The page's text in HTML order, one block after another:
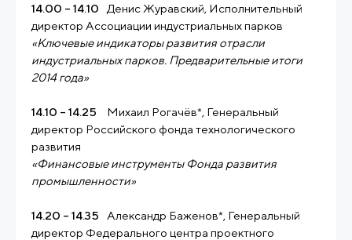
14.00 – 14.10
Денис Журавский, Исполнительный
директор Ассоциации индустриальных парков
«Ключевые индикаторы развития отрасли
индустриальных парков. Предварительные итоги
2014 года»
14.10 – 14.25
Михаил Рогачёв*, Генеральный
директор Российского фонда технологического
развития
«Финансовые инструменты Фонда развития
промышленности»
14.20 – 14.35
Александр Баженов*, Генеральный
директор Федерального центра проектного